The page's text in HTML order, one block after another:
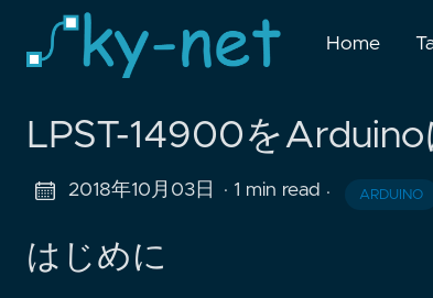
Home
LPST-14900を
2018年10月03日 · 1 min read · ARDUINO
はじめに